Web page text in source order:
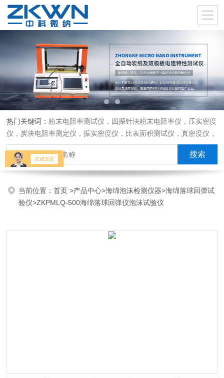
热门关键词：粉末电阻率测试仪，四探针法粉末电阻率仪，压实密度
仪，炭块电阻率测定仪，振实密度仪，比表面积测试仪，真密度仪，
炭块热膨胀仪，炭块透气率仪，炭块二氧化碳反应测定仪
当前位置：首页>产品中心>海绵泡沫检测仪器>海绵落球回弹试
验仪>ZKPMLQ-500海绵落球回弹仪泡沫试验仪